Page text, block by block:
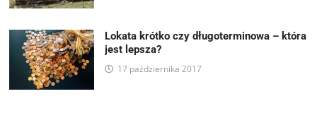
Lokata krótko czy długoterminowa – która
jest lepsza?
17 października 2017